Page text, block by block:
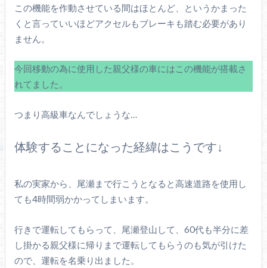
この機能を作動させている間はほとんど、というかまった
くと言っていいほどアクセルもブレーキも踏む必要があり
ません。
今回移動の為に使用した親父様の車にはこの機能が搭載さ
れてました。
つまり高級車なんでしょうな…
体験することになった経緯はこうです↓
私の実家から、尾瀬まで行こうとなると高速道路を使用し
ても4時間弱かかってしまいます。
行きで運転してもらって、尾瀬登山して、60代も半分に差
し掛かる親父様に帰りまで運転してもらうのも気が引けた
ので、運転を名乗り出ました。